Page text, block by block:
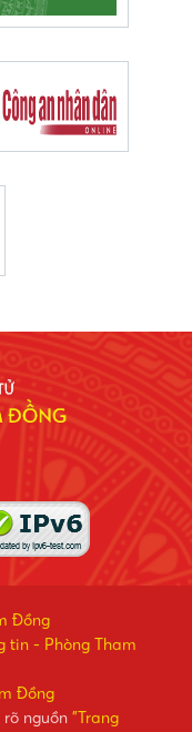
Đồng
tin - Phòng Tham
Đồng
nguồn "Trang